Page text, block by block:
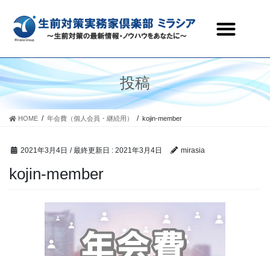
投稿
HOME 年会費（個人会員・継続用） kojin-member
2021年3月4日 / 最終更新日 : 2021年3月4日 mirasia
kojin-member